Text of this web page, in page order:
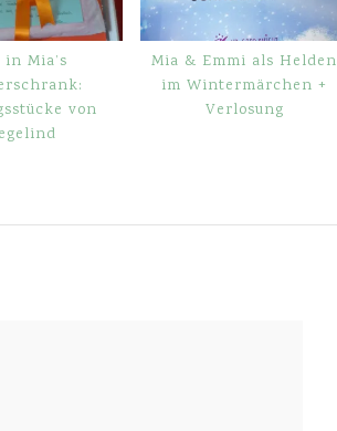
in Mia’s
von
Mia & Emmi als Helden
im Wintermärchen +
Verlosung